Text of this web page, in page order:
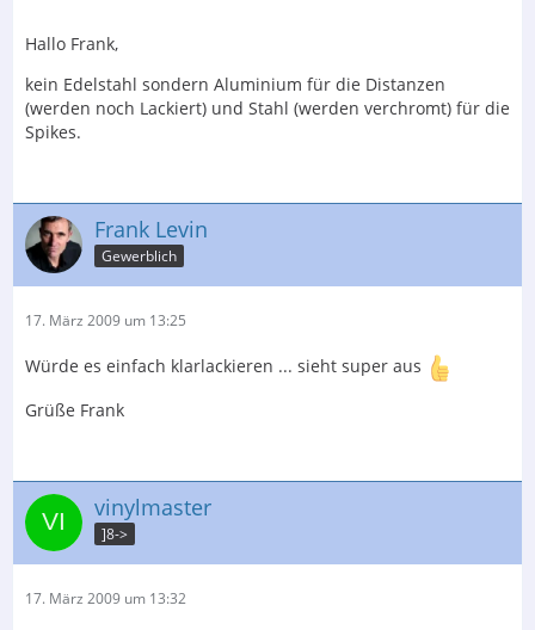
Hallo Frank,
kein Edelstahl sondern Aluminium für die Distanzen
(werden noch Lackiert) und Stahl (werden verchromt) für die
Spikes.
Frank Levin
Gewerblich
17. März 2009 um 13:25
Würde es einfach klarlackieren ... sieht super aus
Grüße Frank
vinylmaster
]8->
17. März 2009 um 13:32